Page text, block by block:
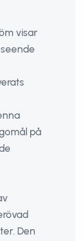
visar
på
Den